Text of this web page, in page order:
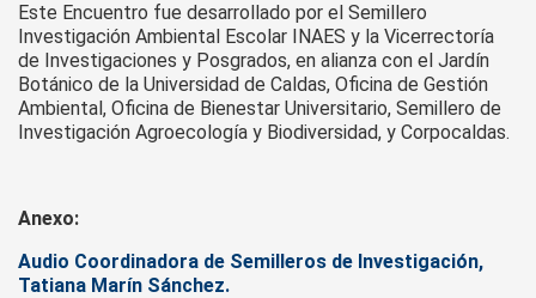
Este Encuentro fue desarrollado por el Semillero
Investigación Ambiental Escolar INAES y la Vicerrectoría
de Investigaciones y Posgrados, en alianza con el Jardín
Botánico de la Universidad de Caldas, Oficina de Gestión
Ambiental, Oficina de Bienestar Universitario, Semillero de
Investigación Agroecología y Biodiversidad, y Corpocaldas.
Anexo:
Audio Coordinadora de Semilleros de Investigación,
Tatiana Marín Sánchez.